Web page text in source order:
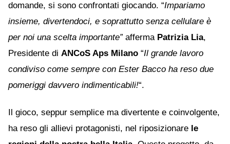
domande, si sono confrontati giocando. “Impariamo
insieme, divertendoci, e soprattutto senza cellulare è
per noi una scelta importante”afferma Patrizia Lia,
Presidente di ANCoS Aps Milano “Il grande lavoro
condiviso come sempre con Ester Bacco ha reso due
pomeriggi davvero indimenticabili!“.
Il gioco, seppur semplice ma divertente e coinvolgente,
ha reso gli allievi protagonisti, nel riposizionare le